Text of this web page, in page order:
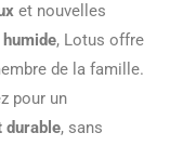
et nouvelles
, Lotus offre
de la famille.
pour un
durable, sans